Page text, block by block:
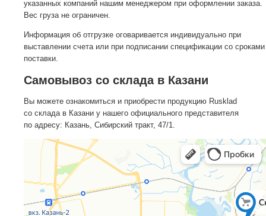
указанных компаний нашим менеджером при оформлении заказа.
Вес груза не ограничен.
Информация об отгрузке оговаривается индивидуально при
выставлении счета или при подписании спецификации со сроками
поставки.
Самовывоз со склада в Казани
Вы можете ознакомиться и приобрести продукцию Rusklad
со склада в Казани у нашего официального представителя
по адресу: Казань, Сибирский тракт, 47/1.